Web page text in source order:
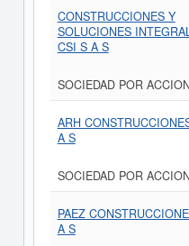
CONSTRUCCIONES Y
SOLUCIONES
CSI S A S
SOCIEDAD POR
ARH
A S
SOCIEDAD POR
PAEZ
A S